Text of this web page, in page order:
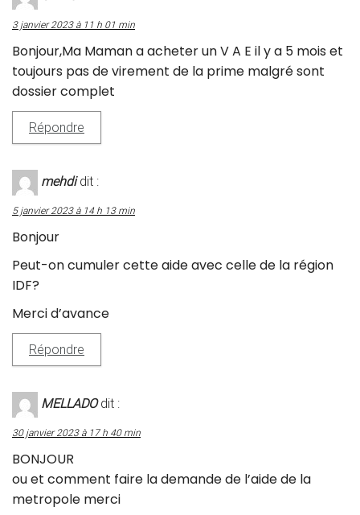
3 janvier 2023 à 11 h 01 min
Bonjour,Ma Maman a acheter un V A E il y a 5 mois et
toujours pas de virement de la prime malgré sont
dossier complet
Répondre
mehdi dit :
5 janvier 2023 à 14 h 13 min
Bonjour
Peut-on cumuler cette aide avec celle de la région
IDF?
Merci d’avance
Répondre
MELLADO dit :
30 janvier 2023 à 17 h 40 min
BONJOUR
ou et comment faire la demande de l’aide de la
metropole merci